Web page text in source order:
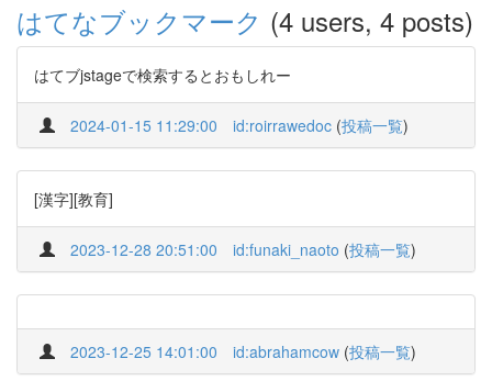
はてなブックマーク (4 users, 4 posts)
はてブjstageで検索するとおもしれー
2024-01-15 11:29:00 id:roirrawedoc (投稿一覧)
[漢字][教育]
2023-12-28 20:51:00 id:funaki_naoto (投稿一覧)
2023-12-25 14:01:00 id:abrahamcow (投稿一覧)